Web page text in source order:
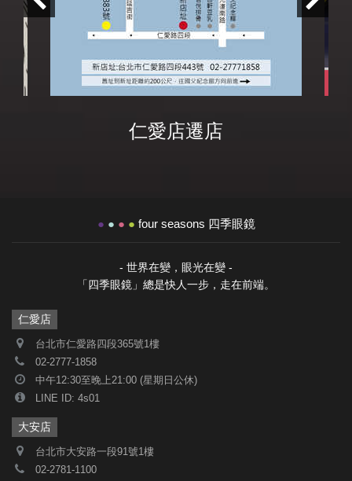
仁愛店遷店
● ● ● ● four seasons 四季眼鏡
- 世界在變，眼光在變 -
「四季眼鏡」總是快人一步，走在前端。
仁愛店
台北市仁愛路四段365號1樓
02-2777-1858
中午12:30至晚上21:00 (星期日公休)
LINE ID: 4s01
大安店
台北市大安路一段91號1樓
02-2781-1100